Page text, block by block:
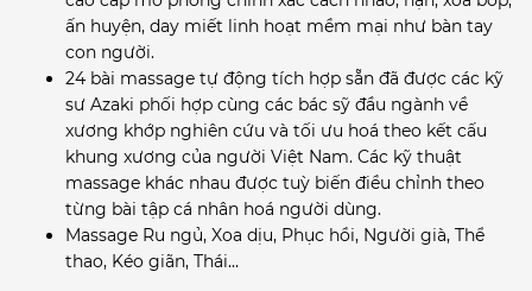
ấn huyện, day miết linh hoạt mềm mại như bàn tay
con người.
24 bài massage tự động tích hợp sẵn đã được các kỹ
sư Azaki phối hợp cùng các bác sỹ đầu ngành về
xương khớp nghiên cứu và tối ưu hoá theo kết cấu
khung xương của người Việt Nam. Các kỹ thuật
massage khác nhau được tuỳ biến điều chỉnh theo
từng bài tập cá nhân hoá người dùng.
Massage Ru ngủ, Xoa dịu, Phục hồi, Người già, Thể
thao, Kéo giãn, Thái…